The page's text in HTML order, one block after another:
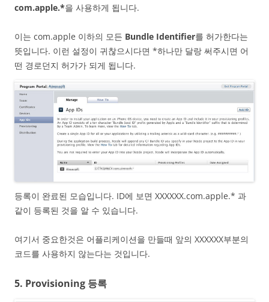
com.apple.*을 사용하게 됩니다.
이는 com.apple 이하의 모든 Bundle Identifier를 허가한다는
뜻입니다. 이런 설정이 귀찮으시다면 *하나만 달랑 써주시면 어
떤 경로던지 허가가 되게 됩니다.
등록이 완료된 모습입니다. ID에 보면 XXXXXX.com.apple.* 과
같이 등록된 것을 알 수 있습니다.
여기서 중요한것은 어플리케이션을 만들때 앞의 XXXXXX부분의
코드를 사용하지 않는다는 것입니다.
5. Provisioning 등록